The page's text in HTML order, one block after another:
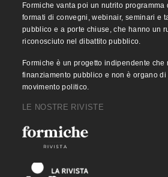
Formiche vanta poi un nutrito
formati di convegni, webinair, seminari e
pubblico e a porte chiuse, che hanno un
riconosciuto nel dibattito pubblico.
Formiche è un progetto indipendente che
finanziamento pubblico e non è organo
movimento politico.
LE NOSTRE RIVISTE